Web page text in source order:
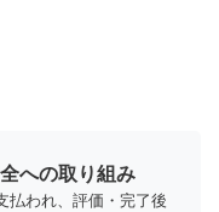
への取り組み
払われ、評価・完了後